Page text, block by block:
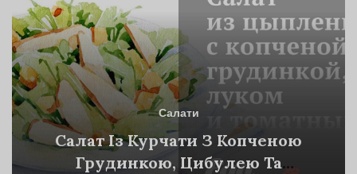
Салати
Салат Із Курчати З Копченою
Грудинкою, Цибулею Та